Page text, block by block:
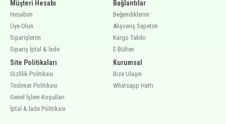
Müşteri Hesabı
Hesabım
Üye Olun
Siparişlerim
Sipariş İptal & İade
Site Politikaları
Gizlilik Politikası
Teslimat Politikası
Genel İşlem Koşulları
İptal & İade Politikası
Bağlantılar
Beğendiklerim
Alışveriş Sepetim
Kargo Takibi
E-Bülten
Kurumsal
Bize Ulaşın
Whatsapp Hattı